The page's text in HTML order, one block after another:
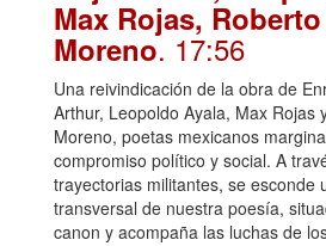
Max Rojas,
Moreno. 17:56
Una reivindicación de la obra de
Arthur, Leopoldo Ayala, Max Rojas
Moreno, poetas mexicanos
compromiso político y social. A
trayectorias militantes, se esconde
transversal de nuestra poesía,
canon y acompaña las luchas de